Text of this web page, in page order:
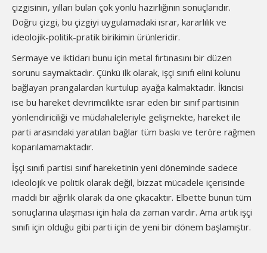
çizgisinin, yılları bulan çok yönlü hazırlığının sonuçlarıdır.
Doğru çizgi, bu çizgiyi uygulamadaki ısrar, kararlılık ve
ideolojik-politik-pratik birikimin ürünleridir.
Sermaye ve iktidarı bunu için metal fırtınasını bir düzen
sorunu saymaktadır. Çünkü ilk olarak, işçi sınıfı elini kolunu
bağlayan prangalardan kurtulup ayağa kalmaktadır. İkincisi
ise bu hareket devrimcilikte ısrar eden bir sınıf partisinin
yönlendiriciliği ve müdahaleleriyle gelişmekte, hareket ile
parti arasındaki yaratılan bağlar tüm baskı ve teröre rağmen
koparılamamaktadır.
İşçi sınıfı partisi sınıf hareketinin yeni döneminde sadece
ideolojik ve politik olarak değil, bizzat mücadele içerisinde
maddi bir ağırlık olarak da öne çıkacaktır. Elbette bunun tüm
sonuçlarına ulaşması için hala da zaman vardır. Ama artık işçi
sınıfı için olduğu gibi parti için de yeni bir dönem başlamıştır.